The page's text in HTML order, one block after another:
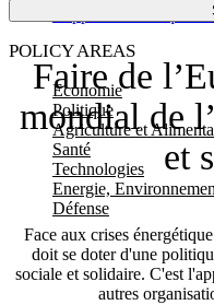
POLICY AREAS
Economie
Politique
Agriculture et
Santé
Technologies
Energie,
Défense
Faire de
mondial de
et
Face aux crises
doit se doter d'une
sociale et solidaire. C'est
autres